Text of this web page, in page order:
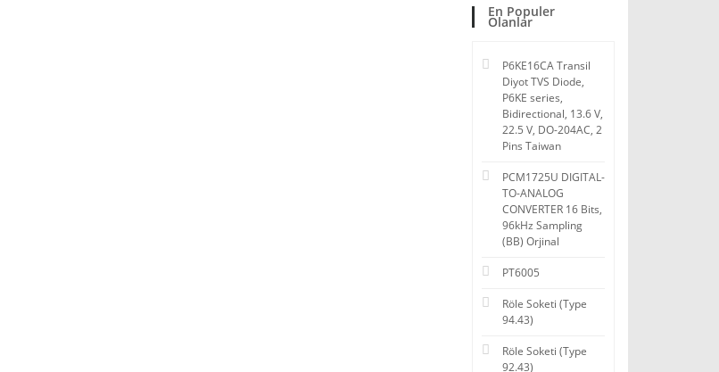
En Populer
Olanlar
P6KE16CA Transil
Diyot TVS Diode,
P6KE series,
Bidirectional, 13.6 V,
22.5 V, DO-204AC, 2
Pins Taiwan
PCM1725U DIGITAL-
TO-ANALOG
CONVERTER 16 Bits,
96kHz Sampling
(BB) Orjinal
PT6005
Röle Soketi (Type
94.43)
Röle Soketi (Type
92.43)